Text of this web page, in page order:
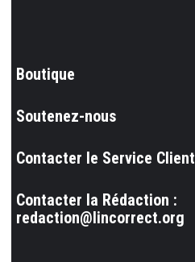
Boutique
Soutenez-nous
Contacter le Service Client
Contacter la Rédaction :
redaction@lincorrect.org